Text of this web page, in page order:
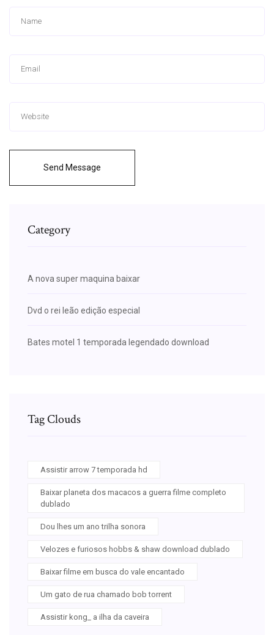
Send Message
Category
A nova super maquina baixar
Dvd o rei leão edição especial
Bates motel 1 temporada legendado download
Tag Clouds
Assistir arrow 7 temporada hd
Baixar planeta dos macacos a guerra filme completo
dublado
Dou lhes um ano trilha sonora
Velozes e furiosos hobbs & shaw download dublado
Baixar filme em busca do vale encantado
Um gato de rua chamado bob torrent
Assistir kong_ a ilha da caveira